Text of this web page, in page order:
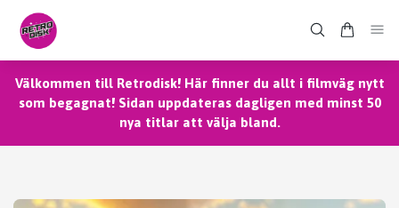
Välkommen till Retrodisk! Här finner du allt i filmväg nytt
som begagnat! Sidan uppdateras dagligen med minst 50
nya titlar att välja bland.